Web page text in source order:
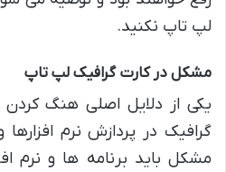
لپ تاپ نکنید.
مشکل در کارت گرافیک لپ تاپ
یکی از دلایل اصلی هنگ
گرافیک در پردازش نرم
مشکل باید برنامه ها و نرم